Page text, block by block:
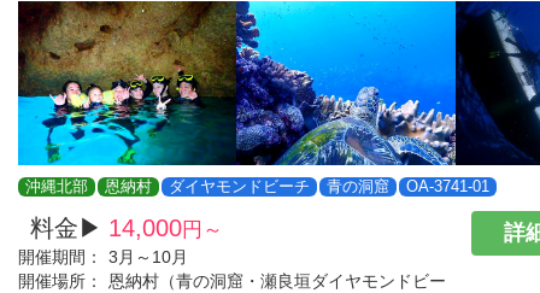
沖縄北部 恩納村 ダイヤモンドビーチ 青の洞窟 OA-3741-01
料金▶ 14,000円～
開催期間：
3月～10月
開催場所：
恩納村（青の洞窟・瀬良垣ダイヤモンドビー
詳